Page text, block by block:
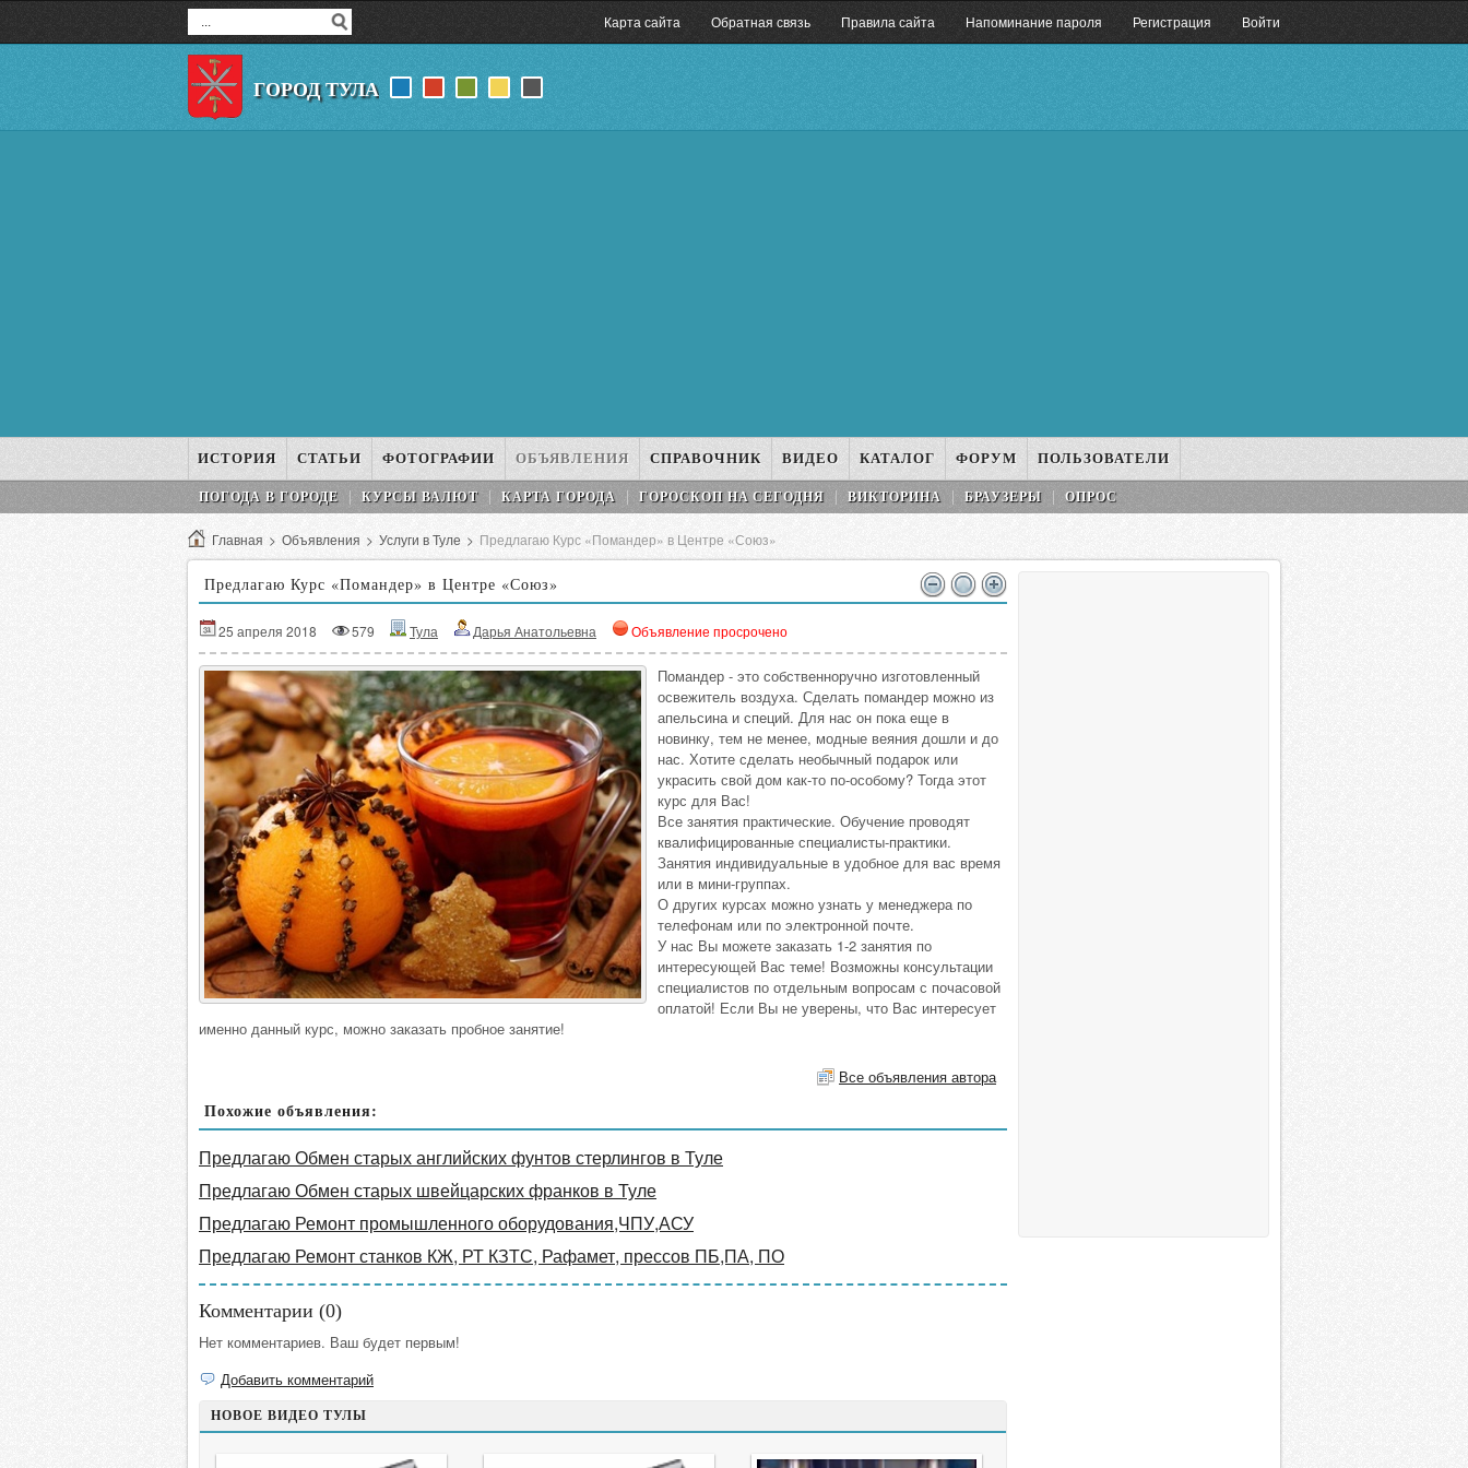
Карта сайта Обратная связь Правила сайта Напоминание пароля Регистрация Войти
ГОРОД ТУЛА
ИСТОРИЯ СТАТЬИ ФОТОГРАФИИ ОБЪЯВЛЕНИЯ СПРАВОЧНИК ВИДЕО КАТАЛОГ ФОРУМ ПОЛЬЗОВАТЕЛИ
ПОГОДА В ГОРОДЕ КУРСЫ ВАЛЮТ КАРТА ГОРОДА ГОРОСКОП НA СEГОДНЯ ВИКТОРИНА БРАУЗЕРЫ ОПРОС
Главная > Объявления > Услуги в Туле > Предлагаю Курс «Помандер» в Центре «Союз»
Предлагаю Курс «Помандер» в Центре «Союз»
25 апреля 2018 579 Тула Дарья Анатольевна Объявление просрочено
Помандер - это собственноручно изготовленный
освежитель воздуха. Сделать помандер можно из
апельсина и специй. Для нас он пока еще в
новинку, тем не менее, модные веяния дошли и до
нас. Хотите сделать необычный подарок или
украсить свой дом как-то по-особому? Тогда этот
курс для Вас!
Все занятия практические. Обучение проводят
квалифицированные специалисты-практики.
Занятия индивидуальные в удобное для вас время
или в мини-группах.
О других курсах можно узнать у менеджера по
телефонам или по электронной почте.
У нас Вы можете заказать 1-2 занятия по
интересующей Вас теме! Возможны консультации
специалистов по отдельным вопросам с почасовой
оплатой! Если Вы не уверены, что Вас интересует
именно данный курс, можно заказать пробное занятие!
Все объявления автора
Похожие объявления:
Предлагаю Обмен старых английских фунтов стерлингов в Туле
Предлагаю Обмен старых швейцарских франков в Туле
Предлагаю Ремонт промышленного оборудования,ЧПУ,АСУ
Предлагаю Ремонт станков КЖ, РТ КЗТС, Рафамет, прессов ПБ,ПА, ПО
Комментарии (0)
Нет комментариев. Ваш будет первым!
Добавить комментарий
НОВОЕ ВИДЕО ТУЛЫ